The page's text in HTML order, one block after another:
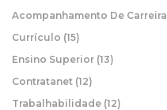
Acompanhamento De Carreira
Currículo (15)
Ensino Superior (13)
Contratanet (12)
Trabalhabilidade (12)